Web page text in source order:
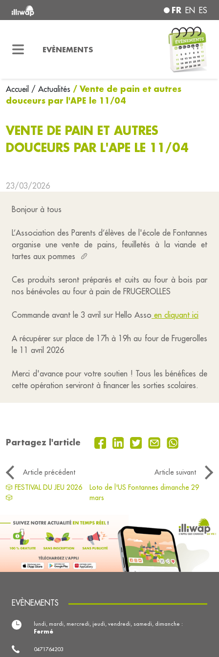
FR EN ES
EVÈNEMENTS
Accueil / Actualités / Vente de pain et autres
douceurs par l'APE le 11/04
VENTE DE PAIN ET AUTRES
DOUCEURS PAR L'APE LE 11/04
23/03/2026
Bonjour à tous
L’Association des Parents d’élèves de l'école de Fontannes
organise une vente de pains, feuilletés à la viande et
tartes aux pommes 🥖
Ces produits seront préparés et cuits au four à bois par
nos bénévoles au four à pain de FRUGEROLLES
Commande avant le 3 avril sur Hello Asso en cliquant ici
A récupérer sur place de 17h à 19h au four de Frugerolles
le 11 avril 2026
Merci d'avance pour votre soutien ! Tous les bénéfices de
cette opération serviront à financer les sorties scolaires.
Partagez l'article
Article précédent
Article suivant
🎲 FESTIVAL DU JEU 2026
🎲
Loto de l'US Fontannes dimanche 29
mars
EVÈNEMENTS
0471764203
lundi, mardi, mercredi, jeudi, vendredi, samedi, dimanche :
Fermé